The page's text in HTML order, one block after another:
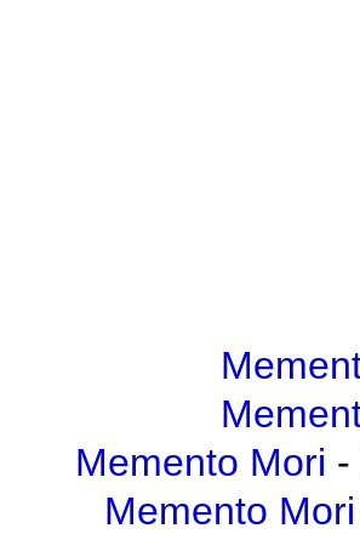
Memento Mori -
Memento Mori